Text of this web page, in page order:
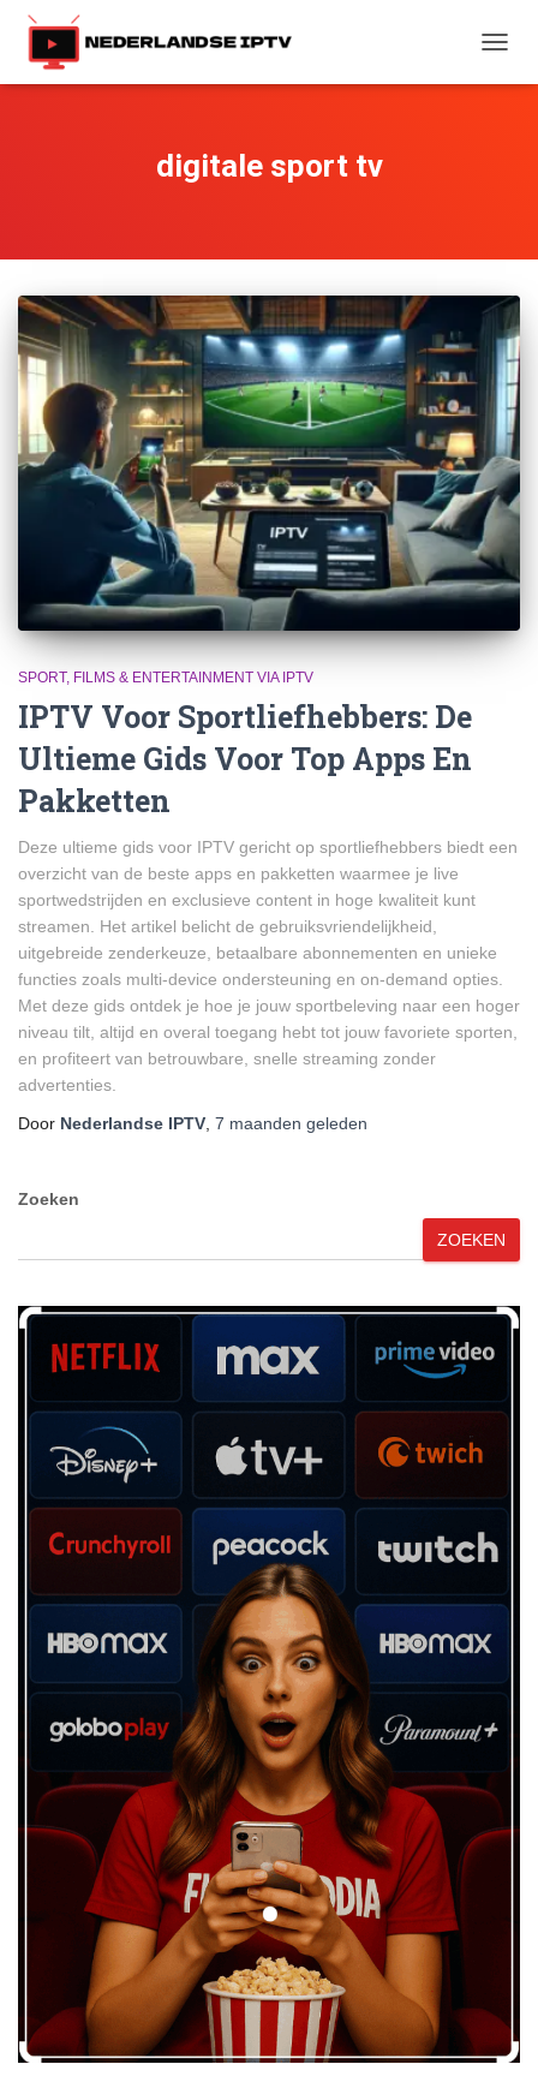
digitale sport tv
SPORT, FILMS & ENTERTAINMENT VIA IPTV
IPTV Voor Sportliefhebbers: De
Ultieme Gids Voor Top Apps En
Pakketten
Deze ultieme gids voor IPTV gericht op sportliefhebbers biedt een
overzicht van de beste apps en pakketten waarmee je live
sportwedstrijden en exclusieve content in hoge kwaliteit kunt
streamen. Het artikel belicht de gebruiksvriendelijkheid,
uitgebreide zenderkeuze, betaalbare abonnementen en unieke
functies zoals multi-device ondersteuning en on-demand opties.
Met deze gids ontdek je hoe je jouw sportbeleving naar een hoger
niveau tilt, altijd en overal toegang hebt tot jouw favoriete sporten,
en profiteert van betrouwbare, snelle streaming zonder
advertenties.
Door Nederlandse IPTV 7 maanden geleden
Zoeken
ZOEKEN